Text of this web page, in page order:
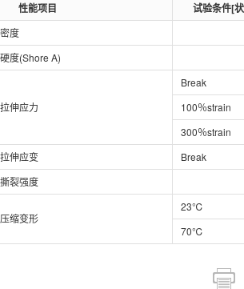
性能项目
试验条件[
密度
硬度(Shore A)
拉伸应力
Break
100％strain
300％strain
拉伸应变
Break
撕裂强度
压缩变形
23℃
70℃